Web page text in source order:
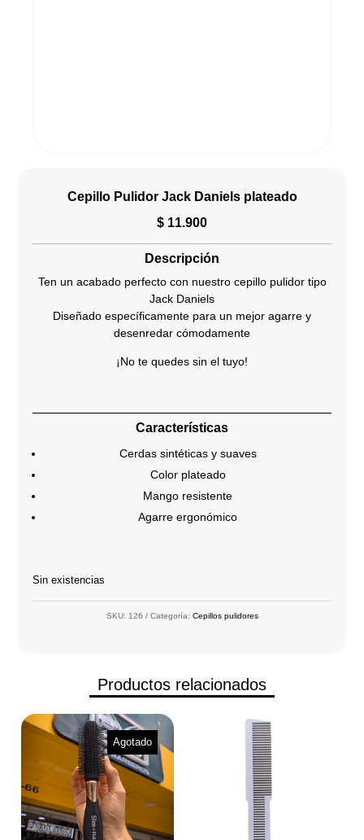
Cepillo Pulidor Jack Daniels plateado
$ 11.900
Descripción
Ten un acabado perfecto con nuestro cepillo pulidor tipo
Jack Daniels
Diseñado específicamente para un mejor agarre y
desenredar cómodamente
¡No te quedes sin el tuyo!
Características
Cerdas sintéticas y suaves
Color plateado
Mango resistente
Agarre ergonómico
Sin existencias
SKU: 126 Categoría: Cepillos pulidores
Productos relacionados
Agotado